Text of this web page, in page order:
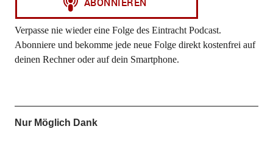
Verpasse nie wieder eine Folge des Eintracht Podcast.
Abonniere und bekomme jede neue Folge direkt kostenfrei auf
deinen Rechner oder auf dein Smartphone.
Nur Möglich Dank